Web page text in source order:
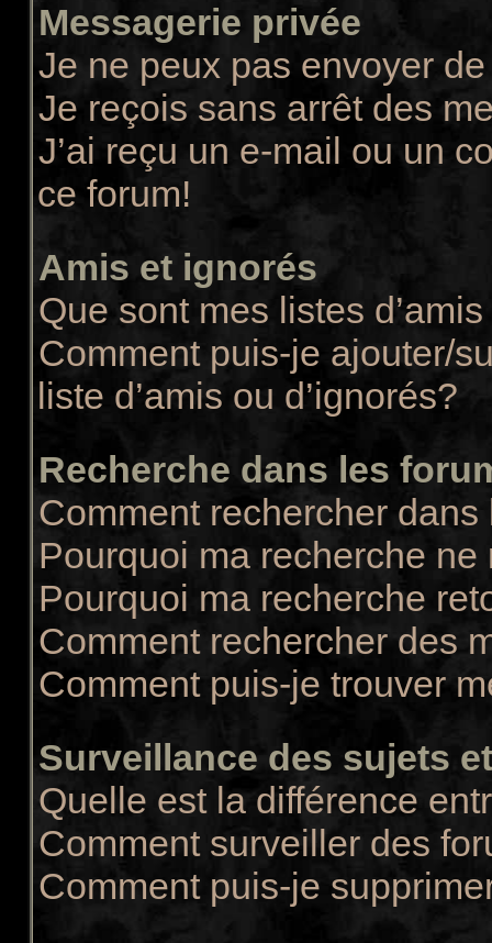
Messagerie privée
Je ne peux pas envoyer
Je reçois sans arrêt des
J’ai reçu un e-mail ou un
ce forum!
Amis et ignorés
Que sont mes listes
Comment puis-je ajouter/
liste d’amis ou d’ignorés?
Recherche dans les
Comment rechercher dans
Pourquoi ma recherche
Pourquoi ma recherche
Comment rechercher des
Comment puis-je trouver
Surveillance des sujets
Quelle est la différence
Comment surveiller des
Comment puis-je